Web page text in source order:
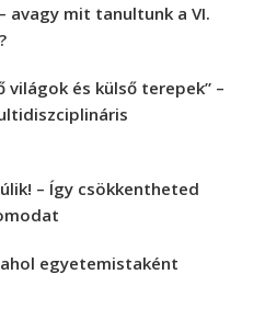
avagy mit tanultunk a VI.
világok és külső terepek” –
– Így csökkentheted
egyetemistaként